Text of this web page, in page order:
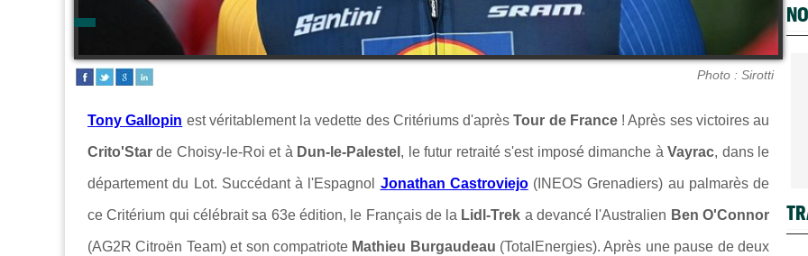
Photo : Sirotti
Tony Gallopin est véritablement la vedette des Critériums d'aprèsTour de France! Après ses victoires au
Crito'Star de Choisy-le-Roi et à Dun-le-Palestel , le futur retraité s'est imposé dimanche àVayrac, dans le
département du Lot. Succédant à l'Espagnol Jonathan Castroviejo(INEOS Grenadiers) au palmarès de
ce Critérium qui célébrait sa 63e édition, le Français de la Lidl-Trek a devancé l'Australien Ben O'Connor
(AG2R Citroën Team) et son compatriote Mathieu Burgaudeau (TotalEnergies). Après une pause de deux